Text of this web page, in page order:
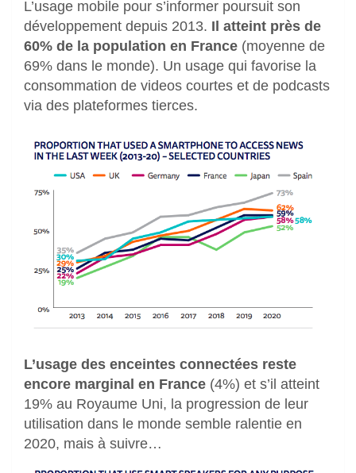
L’usage mobile pour s’informer poursuit son
développement depuis 2013. Il atteint près de
60% de la population en France (moyenne de
69% dans le monde). Un usage qui favorise la
consommation de videos courtes et de podcasts
via des plateformes tierces.
L’usage des enceintes connectées reste
encore marginal en France (4%) et s’il atteint
19% au Royaume Uni, la progression de leur
utilisation dans le monde semble ralentie en
2020, mais à suivre…